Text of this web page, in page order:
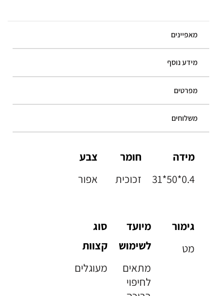
מאפיינים
מידע נוסף
מפרטים
משלוחים
מידה
31*50*0.4
חומר
זכוכית
צבע
אפור
גימור
מט
מיועד
לשימוש
מתאים
לחיפוי
סוג
קצוות
מעוגלים